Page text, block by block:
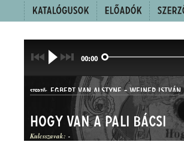
00:00
SZERZŐ: EGBERT VAN ALSTYNE-WEINER ISTVÁN
Hogy van a Pali bácsi
Kulcsszavak: -